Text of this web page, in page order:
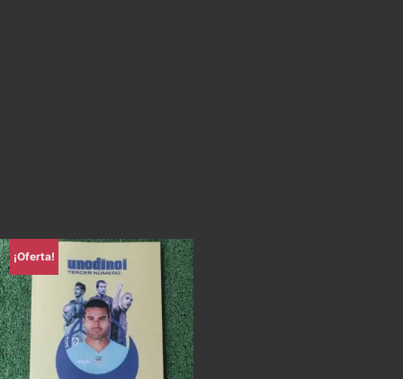
¡Oferta!